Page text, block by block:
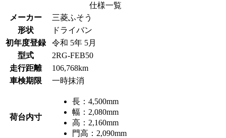
仕様一覧
メーカー
三菱ふそう
形状
ドライバン
初年度登録
令和 5年 5月
型式
2RG-FEB50
走行距離
106,768km
車検期限
一時抹消
荷台内寸
長： 4,500mm
幅： 2,080mm
高： 2,160mm
門高： 2,090mm